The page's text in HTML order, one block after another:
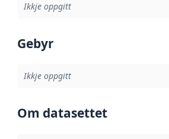
Ikkje oppgitt
Gebyr
Ikkje oppgitt
Om datasettet